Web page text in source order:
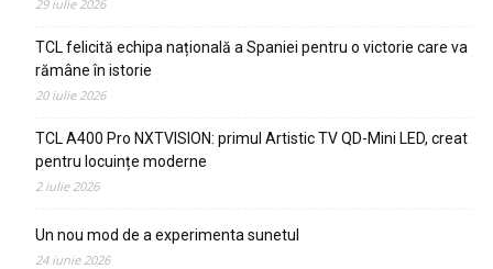
29 iulie 2026
TCL felicită echipa națională a Spaniei pentru o victorie care va
rămâne în istorie
20 iulie 2026
TCL A400 Pro NXTVISION: primul Artistic TV QD-Mini LED, creat
pentru locuințe moderne
2 iulie 2026
Un nou mod de a experimenta sunetul
24 iunie 2026